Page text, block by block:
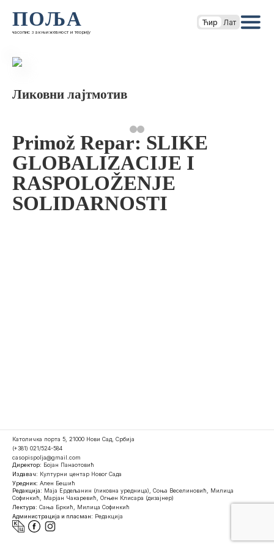
ПОЉА
часопис за књижевност и теорију
Ћир Лат
Ликовни лајтмотив
Primož Repar: SLIKE
GLOBALIZACIJE I
RASPOLOŽENJE
SOLIDARNOSTI
Католичка порта 5, 21000 Нови Сад, Србија
(+381) 021/524-584
casopispolja@gmail.com
Директор: Бојан Панаотовић
Издавач: Културни центар Новог Сада
Уредник: Ален Бешић
Редакција: Маја Ердељанин (ликовна уредница), Соња Веселиновић, Милица
Софинкић, Марјан Чакаревић, Огњен Клисара (дизајнер)
Лектура: Сања Бркић, Милица Софинкић
Администрација и пласман: Редакција